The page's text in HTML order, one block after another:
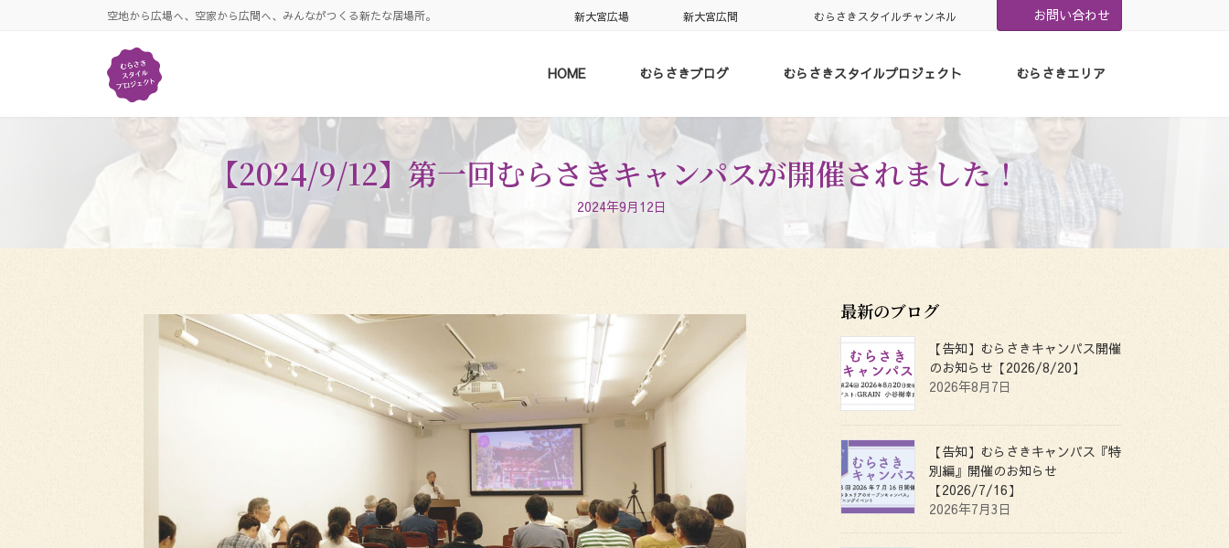
空地から広場へ、空家から広間へ、みんながつくる新たな居場所。 新大宮広場 新大宮広間 むらさきスタイルチャンネル お問い合わせ
HOME むらさきブログ むらさきスタイルプロジェクト むらさきエリア
【2024/9/12】第一回むらさきキャンパスが開催されました！
2024年9月12日
最新のブログ
【告知】むらさきキャンパス開催
のお知らせ【2026/8/20】
2026年8月7日
【告知】むらさきキャンパス『特
別編』開催のお知らせ
【2026/7/16】
2026年7月3日